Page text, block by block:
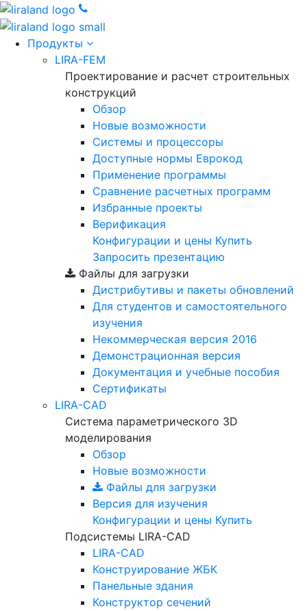
Продукты
LIRA-FEM
Проектирование и расчет строительных
конструкций
Обзор
Новые возможности
Cистемы и процессоры
Доступные нормы Еврокод
Применение программы
Сравнение расчетных программ
Избранные проекты
Верификация
Конфигурации и цены Купить
Запросить презентацию
Файлы для загрузки
Дистрибутивы и пакеты обновлений
Для студентов и самостоятельного
изучения
Некоммерческая версия 2016
Демонстрационная версия
Документация и учебные пособия
Сертификаты
LIRA-CAD
Система параметрического 3D
моделирования
Обзор
Новые возможности
Файлы для загрузки
Версия для изучения
Конфигурации и цены Купить
Подсистемы LIRA-CAD
LIRA-CAD
Конструирование ЖБК
Панельные здания
Конструктор сечений